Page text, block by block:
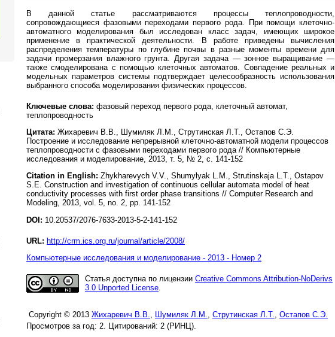
В данной статье рассматриваются процессы теплопроводности,
сопровождающиеся фазовыми переходами первого рода. При помощи клеточно-
автоматного моделирования был исследован класс задач, имеющих широкое
применение в практической деятельности. В работе приведены вычисления
распределения температуры по глубине почвы в разные моменты времени для
задачи промерзания влажного грунта. Другая задача — зонное выращивание —
также смоделирована с помощью клеточных автоматов. Совпадение реальных и
модельных параметров системы подтверждает целесообразность использования
выбранного способа моделирования физических процессов.
Ключевые слова: фазовый переход первого рода, клеточный автомат,
теплопроводность
Цитата: Жихаревич В.В., Шумиляк Л.М., Струтинская Л.Т., Остапов С.Э.
Построение и исследование непрерывной клеточно-автоматной модели процессов
теплопроводности с фазовыми переходами первого рода // Компьютерные
исследования и моделирование, 2013, т. 5, № 2, с. 141-152
Citation in English: Zhуkharevуch V.V., Shumуlyak L.M., Strutinskaja L.T., Ostapov
S.E. Construction and investigation of continuous cellular automatа model of heat
conductivity processes with first order phase transitions // Computer Research and
Modeling, 2013, vol. 5, no. 2, pp. 141-152
DOI: 10.20537/2076-7633-2013-5-2-141-152
URL: http://crm.ics.org.ru/journal/article/2008/
Компьютерные исследования и моделирование - 2013 - Номер 2
Статья доступна по лицензии Creative Commons Attribution-NoDerivs
3.0 Unported License
Copyright © 2013 Жихаревич В.В. Шумиляк Л.М. Струтинская Л.Т.
Остапов С.Э.
Просмотров за год: 2. Цитирований: 2 (РИНЦ).